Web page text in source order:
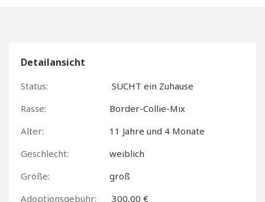
Detailansicht
Status:
SUCHT ein Zuhause
Rasse:
Border-Collie-Mix
Alter:
11 Jahre und 4 Monate
Geschlecht:
weiblich
Größe:
groß
Adoptionsgebühr:
300,00 €